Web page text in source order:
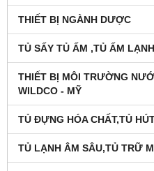
THIẾT BỊ NGÀNH DƯỢC
TỦ SẤY TỦ ẤM ,TỦ ẤM LẠNH
THIẾT BỊ MÔI TRƯỜNG
WILDCO - MỸ
TỦ ĐỰNG HÓA CHẤT,TỦ
TỦ LẠNH ÂM SÂU,TỦ TRỮ